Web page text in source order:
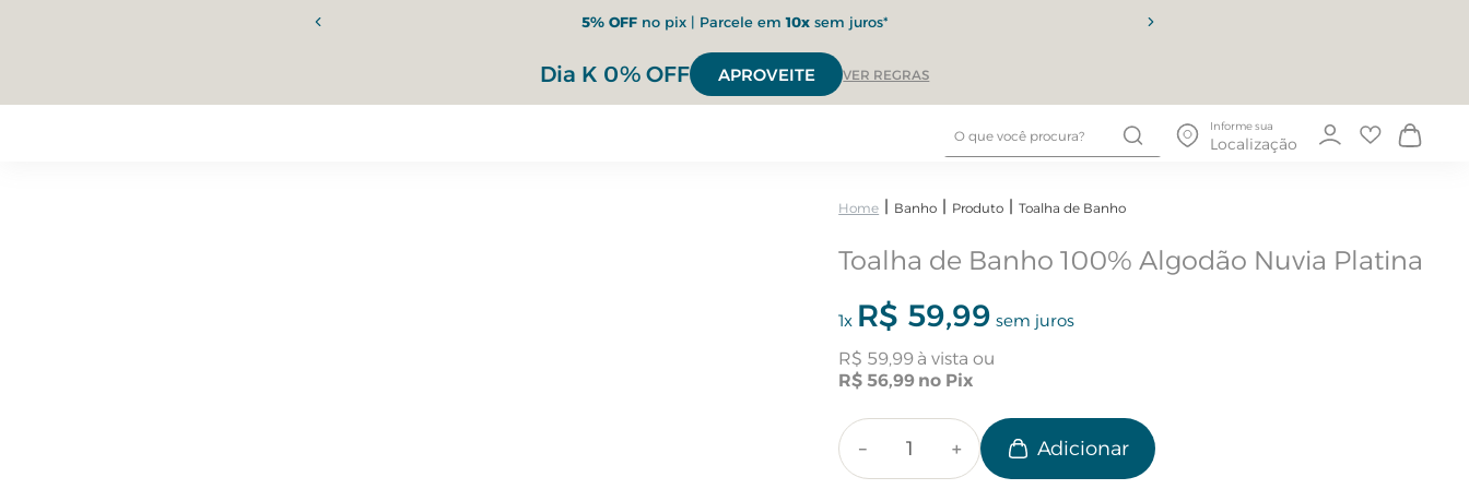
5% OFFno pix | Parcele em10xsem juros*
Dia K 0% OFF APROVEITE VER REGRAS
Informe sua
Localização
Banho Produto Toalha de Banho
Toalha de Banho 100% Algodão Nuvia Platina
1x R$ 59,99 sem juros
R$ 59,99
R$ 56,99
＋
－